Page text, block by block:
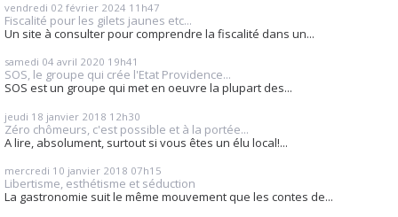
vendredi 02 février 2024 11h47
Fiscalité pour les gilets jaunes etc...
Un site à consulter pour comprendre la fiscalité dans un...
samedi 04 avril 2020 19h41
SOS, le groupe qui crée l'Etat Providence...
SOS est un groupe qui met en oeuvre la plupart des...
jeudi 18 janvier 2018 12h30
Zéro chômeurs, c'est possible et à la portée...
A lire, absolument, surtout si vous êtes un élu local!...
mercredi 10 janvier 2018 07h15
Libertisme, esthétisme et séduction
La gastronomie suit le même mouvement que les contes de...